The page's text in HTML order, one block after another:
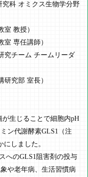
科 オミクス生物学分野
教授）
専任講師）
チーム チームリーダ
究部 室長）
生じることで細胞内pH
ン代謝酵素GLS1（注
しました。
へのGLS1阻害剤の投与
や老年病、生活習慣病